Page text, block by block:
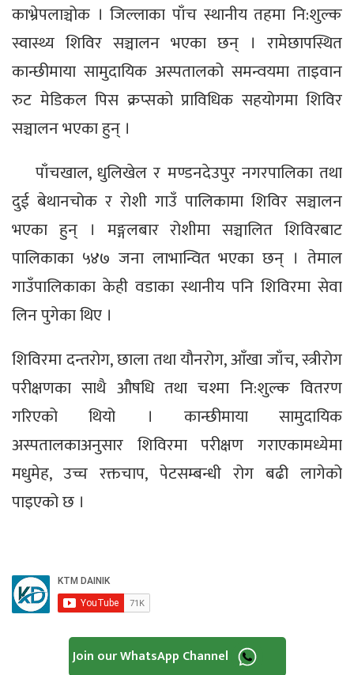
काभ्रेपलाञ्चोक । जिल्लाका पाँच स्थानीय तहमा नि:शुल्क
स्वास्थ्य शिविर सञ्चालन भएका छन् । रामेछापस्थित
कान्छीमाया सामुदायिक अस्पतालको समन्वयमा ताइवान
रुट मेडिकल पिस क्रप्सको प्राविधिक सहयोगमा शिविर
सञ्चालन भएका हुन् ।
पाँचखाल, धुलिखेल र मण्डनदेउपुर नगरपालिका तथा
दुई बेथानचोक र रोशी गाउँ पालिकामा शिविर सञ्चालन
भएका हुन् । मङ्गलबार रोशीमा सञ्चालित शिविरबाट
पालिकाका ५४७ जना लाभान्वित भएका छन् । तेमाल
गाउँपालिकाका केही वडाका स्थानीय पनि शिविरमा सेवा
लिन पुगेका थिए ।
शिविरमा दन्तरोग, छाला तथा यौनरोग, आँखा जाँच, स्त्रीरोग
परीक्षणका साथै औषधि तथा चश्मा नि:शुल्क वितरण
गरिएको थियो । कान्छीमाया सामुदायिक
अस्पतालकाअनुसार शिविरमा परीक्षण गराएकामध्येमा
मधुमेह, उच्च रक्तचाप, पेटसम्बन्धी रोग बढी लागेको
पाइएको छ ।
Join our WhatsApp Channel